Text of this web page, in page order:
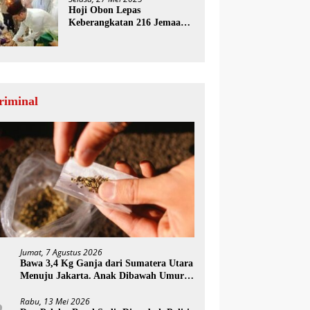
Hoji Obon Lepas
Keberangkatan 216 Jemaah
Jumat, 7 Agustus 2026
Bawa 3,4 Kg Ganja dari Sumatera Utara
Menuju Jakarta. Anak Dibawah Umur
Rabu, 13 Mei 2026